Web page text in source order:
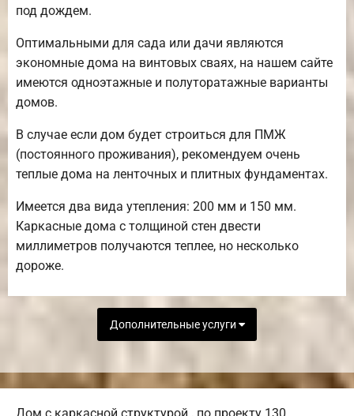
под дождем.
Оптимальными для сада или дачи являются
экономные дома на винтовых сваях, на нашем сайте
имеются одноэтажные и полуторатажные варианты
домов.
В случае если дом будет строиться для ПМЖ
(постоянного проживания), рекомендуем очень
теплые дома на ленточных и плитных фундаментах.
Имеется два вида утепления: 200 мм и 150 мм.
Каркасные дома с толщиной стен двести
миллиметров получаются теплее, но несколько
дороже.
Дополнительные услуги